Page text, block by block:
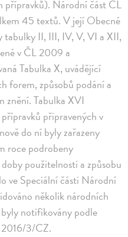
přípravků). Národní část ČL
45 textů. V její Obecné
tabulky II, III, IV, V, VI a XII,
v ČL 2009 a
Tabulka X, uvádějící
forem, způsobů podání a
znění. Tabulka XVI
připravených v
do ní byly zařazeny
roce podrobeny
použitelnosti a způsobu
ve Speciální části Národní
několik národních
notifikovány podle
3/CZ.